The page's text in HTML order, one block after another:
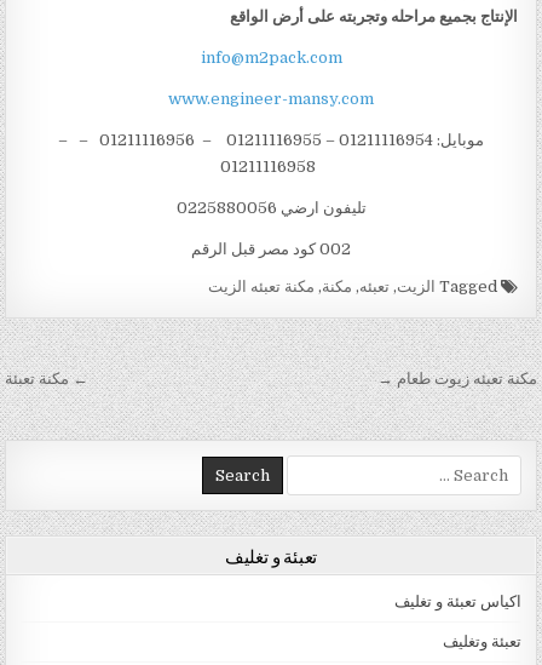
الإنتاج بجميع مراحله وتجربته على أرض الواقع
info@m2pack.com
www.engineer-mansy.com
موبايل: 01211116954 – 01211116955 – 01211116956 – –
تليفون ارضي 0225880056
002 كود مصر قبل الرقم
Tagged الزيت,تعبئه, مكنة, مكنة تعبئه الزيت
تصفّح المقالات ← مكنة تعبئة مكنة تعبئه زيوت طعام →
Search for:
تعبئة و تغليف
اكياس تعبئة و تغليف
تعبئة وتغليف